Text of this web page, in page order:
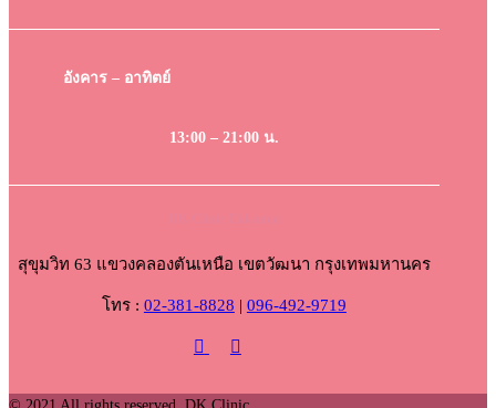
อังคาร – อาทิตย์
13:00 – 21:00 น.
สุขุมวิท 63 แขวงคลองตันเหนือ เขตวัฒนา กรุงเทพมหานคร
โทร : 02-381-8828 | 096-492-9719